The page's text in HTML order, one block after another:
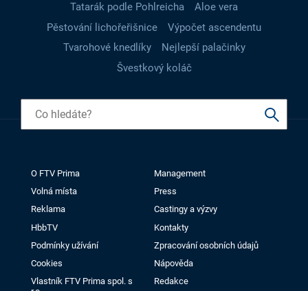
Tatarák podle Pohlreicha
Aloe vera
Pěstování lichořeřišnice
Výpočet ascendentu
Tvarohové knedlíky
Nejlepší palačinky
Švestkový koláč
O FTV Prima
Management
Volná místa
Press
Reklama
Castingy a výzvy
HbbTV
Kontakty
Podmínky užívání
Zpracování osobních údajů
Cookies
Nápověda
Vlastník FTV Prima spol. s
Redakce